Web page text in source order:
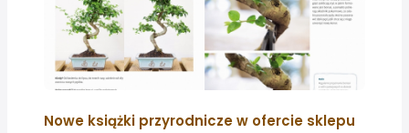
Nowe książki przyrodnicze w ofercie sklepu